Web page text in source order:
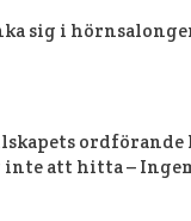
sig i
inte att hitta –